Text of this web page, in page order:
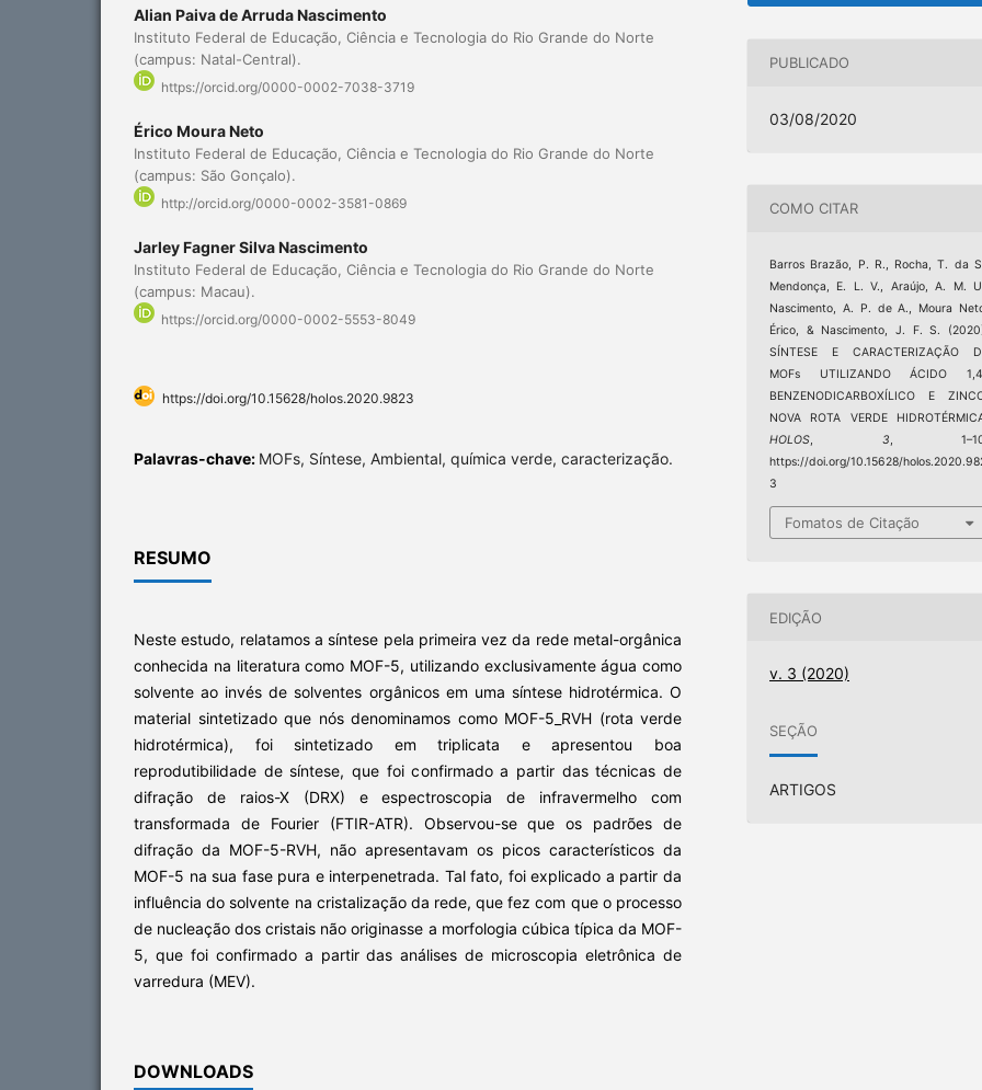
Alian Paiva de Arruda Nascimento
Instituto Federal de Educação, Ciência e Tecnologia do Rio Grande do Norte
(campus: Natal-Central).
https://orcid.org/0000-0002-7038-3719
Érico Moura Neto
Instituto Federal de Educação, Ciência e Tecnologia do Rio Grande do Norte
(campus: São Gonçalo).
http://orcid.org/0000-0002-3581-0869
Jarley Fagner Silva Nascimento
Instituto Federal de Educação, Ciência e Tecnologia do Rio Grande do Norte
(campus: Macau).
https://orcid.org/0000-0002-5553-8049
https://doi.org/10.15628/holos.2020.9823
Palavras-chave: MOFs, Síntese, Ambiental, química verde, caracterização.
RESUMO
Neste estudo, relatamos a síntese pela primeira vez da rede metal-orgânica
conhecida na literatura como MOF-5, utilizando exclusivamente água como
solvente ao invés de solventes orgânicos em uma síntese hidrotérmica. O
material sintetizado que nós denominamos como MOF-5_RVH (rota verde
hidrotérmica), foi sintetizado em triplicata e apresentou boa
reprodutibilidade de síntese, que foi confirmado a partir das técnicas de
difração de raios-X (DRX) e espectroscopia de infravermelho com
transformada de Fourier (FTIR-ATR). Observou-se que os padrões de
difração da MOF-5-RVH, não apresentavam os picos característicos da
MOF-5 na sua fase pura e interpenetrada. Tal fato, foi explicado a partir da
influência do solvente na cristalização da rede, que fez com que o processo
de nucleação dos cristais não originasse a morfologia cúbica típica da MOF-
5, que foi confirmado a partir das análises de microscopia eletrônica de
varredura (MEV).
DOWNLOADS
PUBLICADO
03/08/2020
COMO CITAR
Barros Brazão, P. R., Rocha, T. da
Mendonça, E. L. V., Araújo, A. M.
Nascimento, A. P. de A., Moura
Érico, & Nascimento, J. F. S.
SÍNTESE E CARACTERIZAÇÃO
MOFs UTILIZANDO ÁCIDO
BENZENODICARBOXÍLICO E
NOVA ROTA VERDE
HOLOS
3 ,
https://doi.org/10.15628/
3
Fomatos de Citação
EDIÇÃO
v. 3 (2020)
SEÇÃO
ARTIGOS